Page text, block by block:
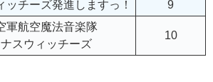
ッチーズ発進しますっ！ 9
軍航空魔法音楽隊
スウィッチーズ
10